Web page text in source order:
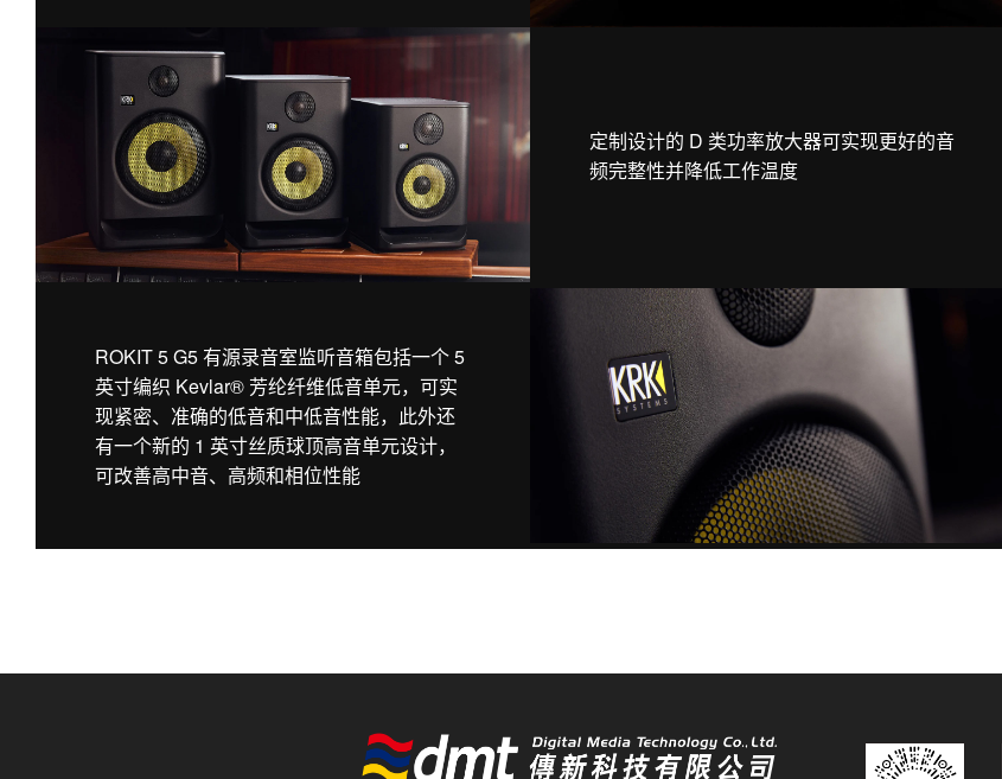
定制设计的 D 类功率放大器可实现更好的音
频完整性并降低工作温度
ROKIT 5 G5 有源录音室监听音箱包括一个 5
英寸编织 Kevlar® 芳纶纤维低音单元，可实
现紧密、准确的低音和中低音性能，此外还
有一个新的 1 英寸丝质球顶高音单元设计，
可改善高中音、高频和相位性能